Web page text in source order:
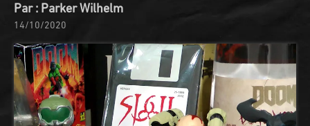
Par : Parker Wilhelm
14/10/2020